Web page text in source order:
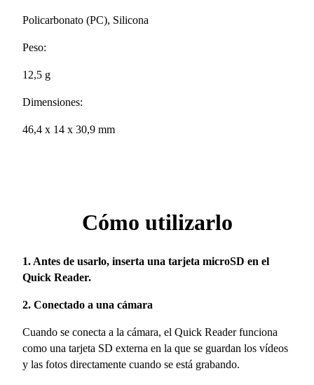
Policarbonato (PC), Silicona
Peso:
12,5 g
Dimensiones:
46,4 x 14 x 30,9 mm
Cómo utilizarlo
1. Antes de usarlo, inserta una tarjeta microSD en el
Quick Reader.
2. Conectado a una cámara
Cuando se conecta a la cámara, el Quick Reader funciona
como una tarjeta SD externa en la que se guardan los vídeos
y las fotos directamente cuando se está grabando.